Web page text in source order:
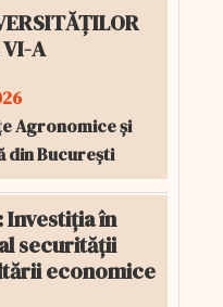
A
Agronomice și
din București
Investiția în
securității
economice